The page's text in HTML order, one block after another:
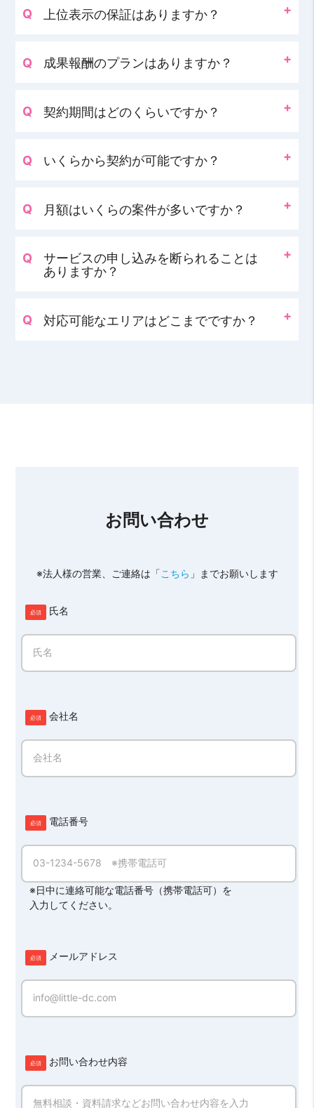
上位表示の保証はありますか？
成果報酬のプランはありますか？
契約期間はどのくらいですか？
いくらから契約が可能ですか？
月額はいくらの案件が多いですか？
サービスの申し込みを断られることは
ありますか？
対応可能なエリアはどこまでですか？
お問い合わせ
※法人様の営業、ご連絡は「こちら 」までお願いします
氏名
氏名
会社名
会社名
電話番号
03-1234-5678 ※携帯電話可
※日中に連絡可能な電話番号（携帯電話可）を
入力してください。
メールアドレス
info@little-dc.com
お問い合わせ内容
無料相談・資料請求などお問い合わせ内容を入力